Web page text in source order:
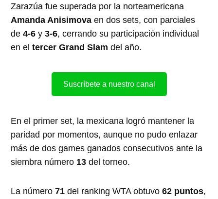
Zarazúa fue superada por la norteamericana
Amanda Anisimova en dos sets, con parciales
de4-6 y3-6, cerrando su participación individual
en eltercer Grand Slam del año.
Suscríbete a nuestro canal
En el primer set, la mexicana logró mantener la
paridad por momentos, aunque no pudo enlazar
más de dos games ganados consecutivos ante la
siembra número 13 del torneo.
La número71 del ranking WTA obtuvo62 puntos,